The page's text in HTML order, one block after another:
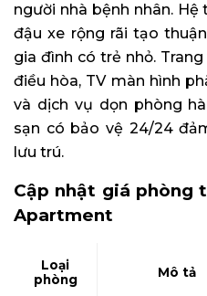
người nhà bệnh nhân.
đậu xe rộng rãi tạo
gia đình có trẻ nhỏ.
điều hòa, TV màn hình
và dịch vụ dọn phòng
sạn có bảo vệ 24/24
lưu trú.
Cập nhật giá phòng
Apartment
Loại
phòng
Mô tả